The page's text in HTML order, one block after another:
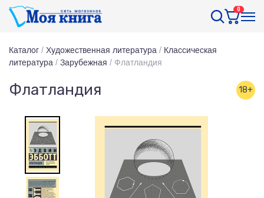
0
Каталог / Художественная литература / Классическая
литература / Зарубежная / Флатландия
Флатландия 18+